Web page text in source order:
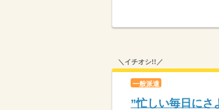
＼イチオシ!!／
一般派遣
”忙しい毎日にさ